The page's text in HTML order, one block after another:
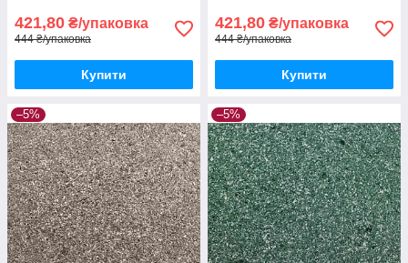
421,80 ₴/упаковка
444 ₴/упаковка
Купити
421,80 ₴/упаковка
444 ₴/упаковка
Купити
–5% –5%